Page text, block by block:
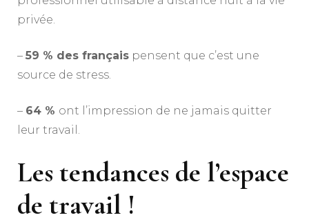
privée.
– 59 % des français pensent que c’est une
source de stress.
– 64 % ont l’impression de ne jamais quitter
leur travail.
Les tendances de l’espace
de travail !